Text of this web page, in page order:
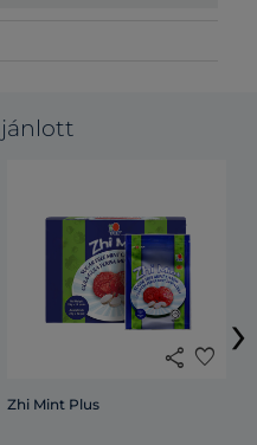
share favorite
Zhi Mint Plus
›